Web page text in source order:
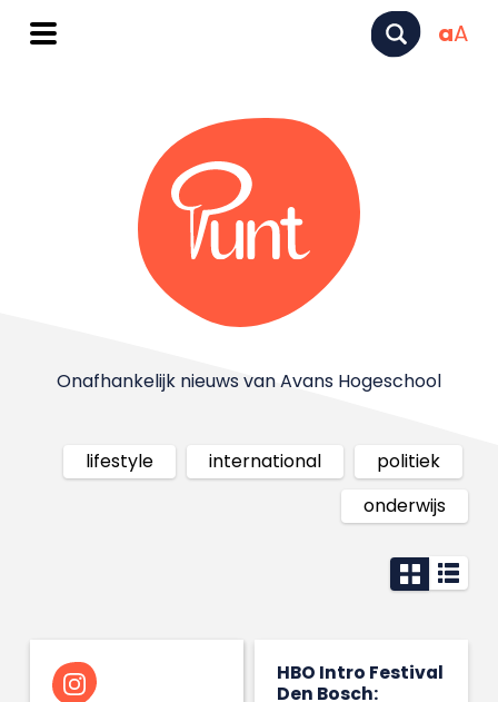
aA
Onafhankelijk nieuws van Avans Hogeschool
lifestyle international
politiek
onderwijs
HBO Intro Festival
Den Bosch: